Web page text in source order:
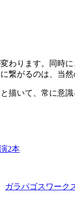
わります。同時
繋がるのは、当然
描いて、常に意
ガラパゴスワーク